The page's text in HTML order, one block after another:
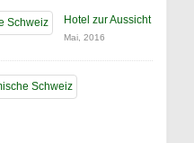
Hotel zur Aussicht
Mai, 2016